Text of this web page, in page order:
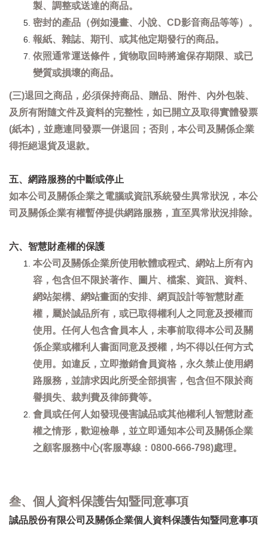
製、調整或送達的商品。
密封的產品（例如漫畫、小說、CD影音商品等等）。
報紙、雜誌、期刊、或其他定期發行的商品。
依照通常運送條件，貨物取回時將逾保存期限、或已
變質或損壞的商品。
(三)退回之商品，必須保持商品、贈品、附件、內外包裝、
及所有附隨文件及資料的完整性，如已開立及取得實體發票
(紙本)，並應連同發票一併退回；否則，本公司及關係企業
得拒絕退貨及退款。
五、網路服務的中斷或停止
如本公司及關係企業之電腦或資訊系統發生異常狀況，本公
司及關係企業有權暫停提供網路服務，直至異常狀況排除。
六、智慧財產權的保護
本公司及關係企業所使用軟體或程式、網站上所有內
容，包含但不限於著作、圖片、檔案、資訊、資料、
網站架構、網站畫面的安排、網頁設計等智慧財產
權，屬於誠品所有，或已取得權利人之同意及授權而
使用。任何人包含會員本人，未事前取得本公司及關
係企業或權利人書面同意及授權，均不得以任何方式
使用。如違反，立即撤銷會員資格，永久禁止使用網
路服務，並請求因此所受全部損害，包含但不限於商
譽損失、裁判費及律師費等。
會員或任何人如發現侵害誠品或其他權利人智慧財產
權之情形，歡迎檢舉，並立即通知本公司及關係企業
之顧客服務中心(客服專線：0800-666-798)處理。
叁、個人資料保護告知暨同意事項
誠品股份有限公司及關係企業個人資料保護告知暨同意事項